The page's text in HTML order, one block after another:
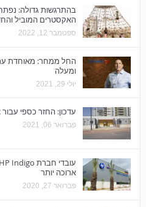
בהתרגשות גדולה:
האקסטרים המוביל
ספטמבר 12, 2022
ומעלה
יולי 29, 2021
עדכון: החזר כספי עבור
פברואר 06, 2021
ארוכה יותר
פברואר 27, 2020